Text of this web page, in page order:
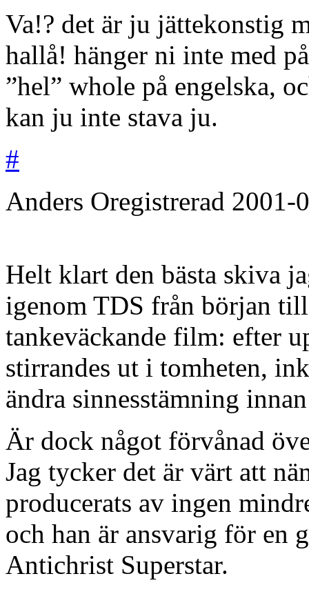
Va!? det är ju jättekonstig
hallå! hänger ni inte med
”hel” whole på engelska,
kan ju inte stava ju.
#
Anders Oregistrerad 2001-
Helt klart den bästa skiva
igenom TDS från början
tankeväckande film: efter
stirrandes ut i tomheten,
ändra sinnesstämning
Är dock något förvånad
Jag tycker det är värt att
producerats av ingen
och han är ansvarig för en
Antichrist Superstar.